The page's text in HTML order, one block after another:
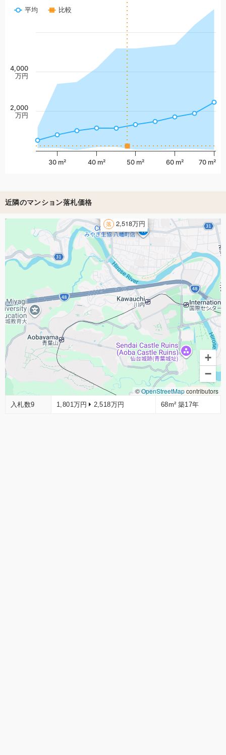
平均 比較
30 m² 40 m² 50 m² 60 m² 70 m²
2,000
万円
4,000
万円
近隣のマンション落札価格
2,518万円
+
−
©OpenStreetMapcontributors
入札数9 1,801万円 2,518万円 68m² 築17年